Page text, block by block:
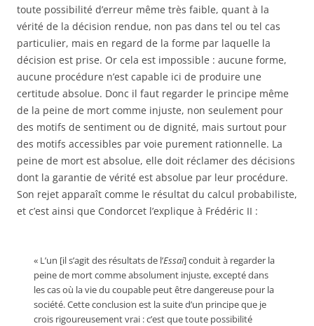
toute possibilité d’erreur même très faible, quant à la
vérité de la décision rendue, non pas dans tel ou tel cas
particulier, mais en regard de la forme par laquelle la
décision est prise. Or cela est impossible : aucune forme,
aucune procédure n’est capable ici de produire une
certitude absolue. Donc il faut regarder le principe même
de la peine de mort comme injuste, non seulement pour
des motifs de sentiment ou de dignité, mais surtout pour
des motifs accessibles par voie purement rationnelle. La
peine de mort est absolue, elle doit réclamer des décisions
dont la garantie de vérité est absolue par leur procédure.
Son rejet apparaît comme le résultat du calcul probabiliste,
et c’est ainsi que Condorcet l’explique à Frédéric II :
« L’un [il s’agit des résultats de l’Essai] conduit à regarder la
peine de mort comme absolument injuste, excepté dans
les cas où la vie du coupable peut être dangereuse pour la
société. Cette conclusion est la suite d’un principe que je
crois rigoureusement vrai : c’est que toute possibilité